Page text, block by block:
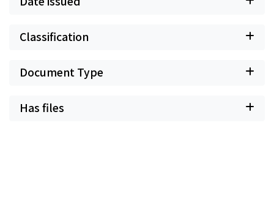
Classification
Document Type
Has files